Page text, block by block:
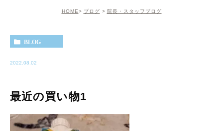
HOME ブログ 院長・スタッフブログ
BLOG
2022.08.02
最近の買い物1